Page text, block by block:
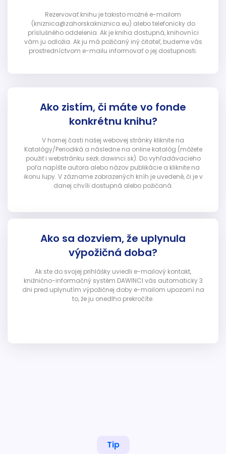
Rezervovať knihu je takisto možné e-mailom
(kniznica@zahorskakniznica.eu) alebo telefonicky do
príslušného oddelenia. Ak je kniha dostupná, knihovníci
vám ju odložia. Ak ju má požičaný iný čitateľ, budeme vás
prostredníctvom e-mailu informovať o jej dostupnosti.
Ako zistím, či máte vo fonde
konkrétnu knihu?
V hornej časti našej webovej stránky kliknite na
Katalógy/Periodiká a následne na online katalóg (môžete
použiť i webstránku sezk.dawinci.sk). Do vyhľadávacieho
poľa napíšte autora alebo názov publikácie a kliknite na
ikonu lupy. V zázname zobrazených kníh je uvedené, či je v
danej chvíli dostupná alebo požičaná.
Ako sa dozviem, že uplynula
výpožičná doba?
Ak ste do svojej prihlášky uviedli e-mailový kontakt,
knižnično-informačný systém DAWINCI vás automaticky 3
dni pred uplynutím výpožičnej doby e-mailom upozorní na
to, že ju onedlho prekročíte.
Tip